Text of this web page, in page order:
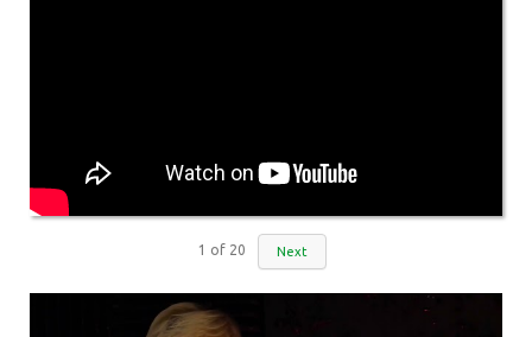
1 of 20 Next